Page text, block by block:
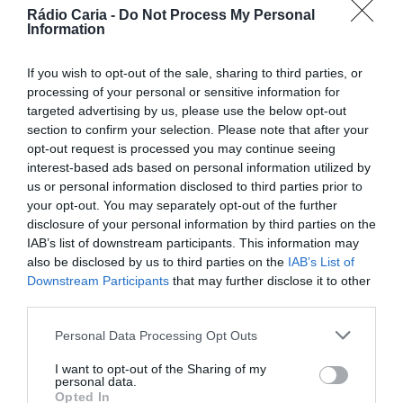
Rádio Caria - Do Not Process My Personal
Information
If you wish to opt-out of the sale, sharing to third parties, or
processing of your personal or sensitive information for
targeted advertising by us, please use the below opt-out
section to confirm your selection. Please note that after your
opt-out request is processed you may continue seeing
interest-based ads based on personal information utilized by
us or personal information disclosed to third parties prior to
your opt-out. You may separately opt-out of the further
disclosure of your personal information by third parties on the
IAB’s list of downstream participants. This information may
also be disclosed by us to third parties on the IAB’s List of
Downstream Participants that may further disclose it to other
Personal Data Processing Opt Outs
I want to opt-out of the Sharing of my
personal data.
Opted In
A magia da música, do teatro e da história vai tomar conta
deCentum Cellas , em Colmeal da Torre,amanhã, 6 de
junho, às 21h00 , com oConcerto de Encerramento do
Ano Letivo 2024/2025.
O espetáculo contará com a apresentação da obra
Montes de Viriato”, da autoria deJosé Carlos Godinho,
numa fusão de património, expressão artística e talento
local. O concerto terá a participação especial dosalunos
da Escola de Músicae será encenado pelo projeto JUMP
E9G, destacando o empenho e a criatividade dos jovens da
região.
PARTILHAR ESTE ARTIGO
Facebook
Mastodon
Email
Share